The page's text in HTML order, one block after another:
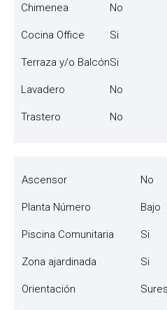
Chimenea No
Cocina Office Si
Terraza y/o BalcónSi
Lavadero No
Trastero No
Ascensor No
Planta Número Bajo
Piscina Comunitaria Si
Zona ajardinada Si
Orientación